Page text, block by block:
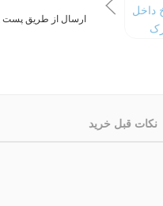
ارسال از طریق پست
نکات قبل خرید